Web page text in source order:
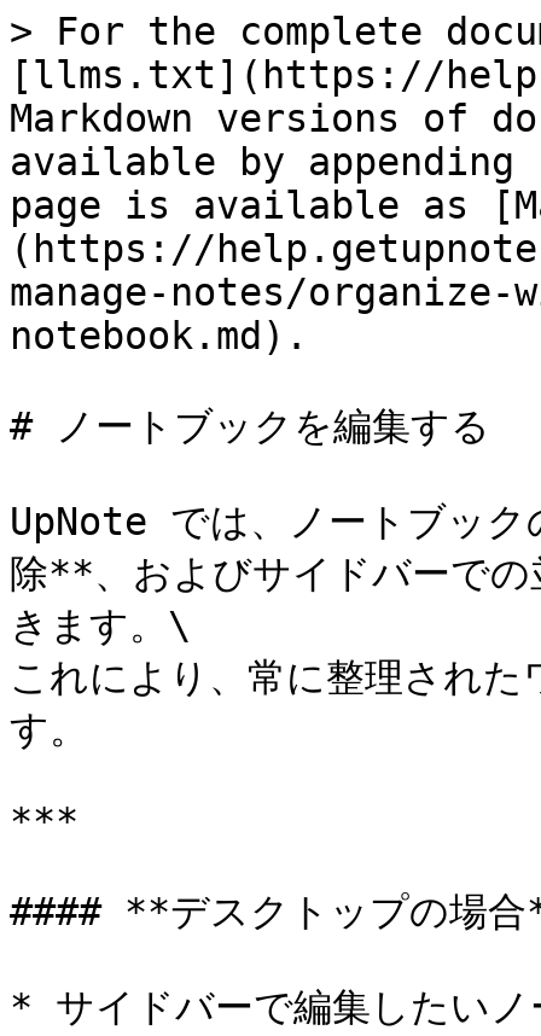
> For the complete
[llms.txt](https://
Markdown versions of
available by
page is available as
(https://
manage-notes/
notebook.md).
# ノートブックを編集する
UpNote では、ノートブッ
除**、およびサイドバーで
きます。\
これにより、常に整理され
す。
***
#### **デスクトップの場
* サイドバーで編集したい